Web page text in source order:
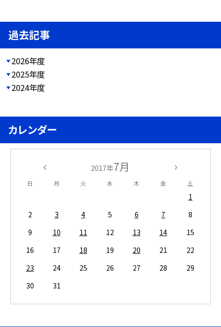
過去記事
2026年度
2025年度
2024年度
カレンダー
2017年7月
日 月 火 水 木 金 土
1
2
3 4 5 6 7
8
9
10 11 12 13 14
15
16
17 18 19 20 21
22
23
24 25 26 27 28
29
30
31